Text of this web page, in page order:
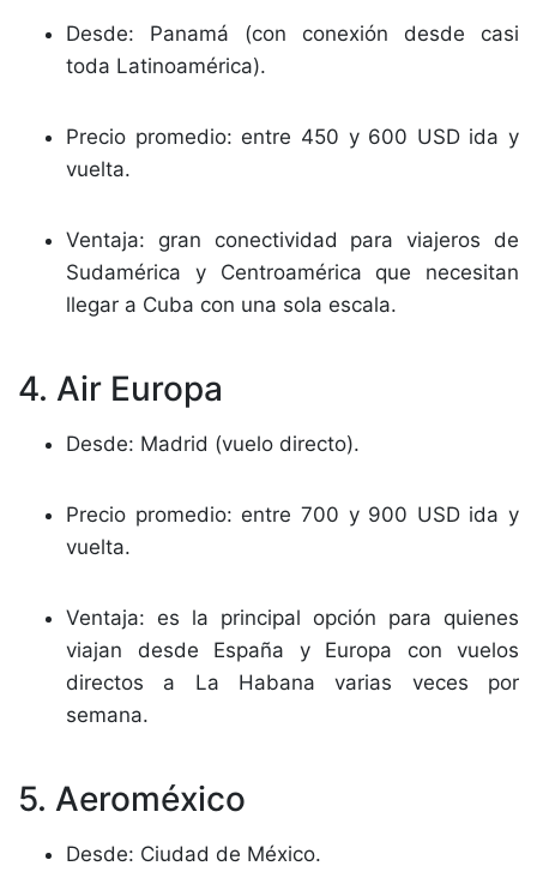
Desde: Panamá (con conexión desde casi
toda Latinoamérica).
Precio promedio: entre 450 y 600 USD ida y
vuelta.
Ventaja: gran conectividad para viajeros de
Sudamérica y Centroamérica que necesitan
llegar a Cuba con una sola escala.
4. Air Europa
Desde: Madrid (vuelo directo).
Precio promedio: entre 700 y 900 USD ida y
vuelta.
Ventaja: es la principal opción para quienes
viajan desde España y Europa con vuelos
directos a La Habana varias veces por
semana.
5. Aeroméxico
Desde: Ciudad de México.